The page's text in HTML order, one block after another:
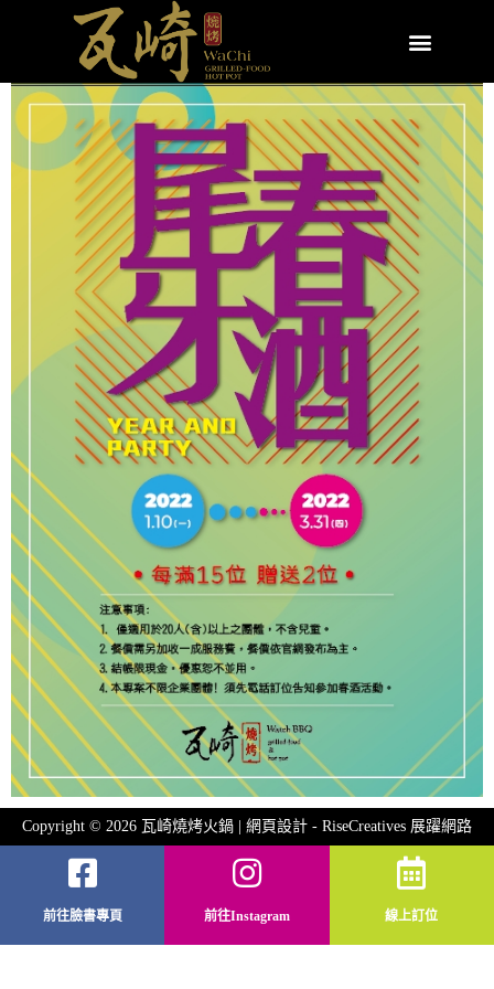
Copyright © 2026 瓦崎燒烤火鍋 | 網頁設計 - RiseCreatives 展躍網路
前往臉書專頁 前往Instagram 線上訂位